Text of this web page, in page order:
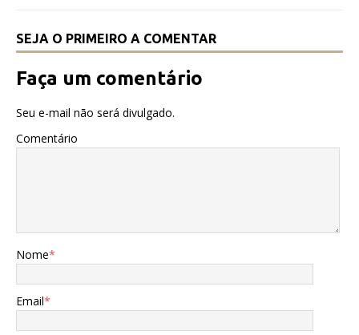
SEJA O PRIMEIRO A COMENTAR
Faça um comentário
Seu e-mail não será divulgado.
Comentário
Nome*
Email*